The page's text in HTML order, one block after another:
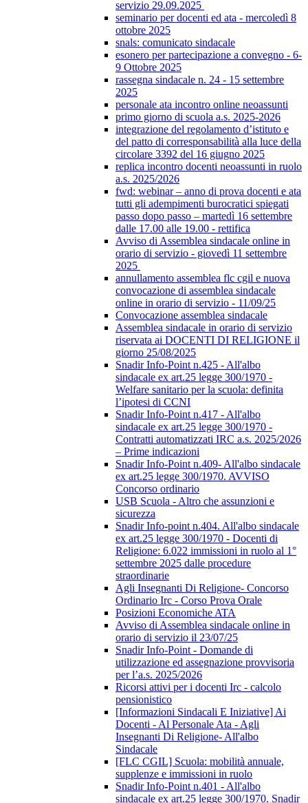
servizio 29.09.2025
seminario per docenti ed ata - mercoledì 8
ottobre 2025
snals: comunicato sindacale
esonero per partecipazione a convegno - 6-
9 Ottobre 2025
rassegna sindacale n. 24 - 15 settembre
2025
personale ata incontro online neoassunti
primo giorno di scuola a.s. 2025-2026
integrazione del regolamento d’istituto e
del patto di corresponsabilità alla luce della
circolare 3392 del 16 giugno 2025
replica incontro docenti neoassunti in ruolo
a.s. 2025/2026
fwd: webinar – anno di prova docenti e ata
tutti gli adempimenti burocratici spiegati
passo dopo passo – martedì 16 settembre
dalle 17.00 alle 19.00 - rettifica
Avviso di Assemblea sindacale online in
orario di servizio - giovedì 11 settembre
2025
annullamento assemblea flc cgil e nuova
convocazione di assemblea sindacale
online in orario di servizio - 11/09/25
Convocazione assemblea sindacale
Assemblea sindacale in orario di servizio
riservata ai DOCENTI DI RELIGIONE il
giorno 25/08/2025
Snadir Info-Point n.425 - All'albo
sindacale ex art.25 legge 300/1970 -
Welfare sanitario per la scuola: definita
l’ipotesi di CCNI
Snadir Info-Point n.417 - All'albo
sindacale ex art.25 legge 300/1970 -
Contratti automatizzati IRC a.s. 2025/2026
– Prime indicazioni
Snadir Info-Point n.409- All'albo sindacale
ex art.25 legge 300/1970. AVVISO
Concorso ordinario
USB Scuola - Altro che assunzioni e
sicurezza
Snadir Info-point n.404. All'albo sindacale
ex art.25 legge 300/1970 - Docenti di
Religione: 6.022 immissioni in ruolo al 1°
settembre 2025 dalle procedure
straordinarie
Agli Insegnanti Di Religione- Concorso
Ordinario Irc - Corso Prova Orale
Posizioni Economiche ATA
Avviso di Assemblea sindacale online in
orario di servizio il 23/07/25
Snadir Info-Point - Domande di
utilizzazione ed assegnazione provvisoria
per l’a.s. 2025/2026
Ricorsi attivi per i docenti Irc - calcolo
pensionistico
[Informazioni Sindacali E Iniziative] Ai
Docenti - Al Personale Ata - Agli
Insegnanti Di Religione- All'albo
Sindacale
[FLC CGIL] Scuola: mobilità annuale,
supplenze e immissioni in ruolo
Snadir Info-Point n.401 - All'albo
sindacale ex art.25 legge 300/1970. Snadir